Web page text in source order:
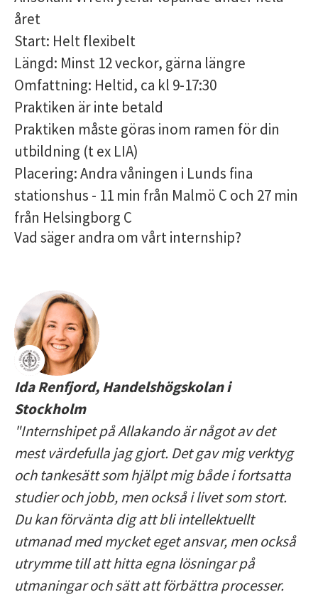
året
Start: Helt flexibelt
Längd: Minst 12 veckor, gärna längre
Omfattning: Heltid, ca kl 9-17:30
Praktiken är inte betald
Praktiken måste göras inom ramen för din
utbildning (t ex LIA)
Placering: Andra våningen i Lunds fina
stationshus - 11 min från Malmö C och 27 min
från Helsingborg C
Vad säger andra om vårt internship?
Ida Renfjord, Handelshögskolan i
Stockholm
"Internshipet på Allakando är något av det
mest värdefulla jag gjort. Det gav mig verktyg
och tankesätt som hjälpt mig både i fortsatta
studier och jobb, men också i livet som stort.
Du kan förvänta dig att bli intellektuellt
utmanad med mycket eget ansvar, men också
utrymme till att hitta egna lösningar på
utmaningar och sätt att förbättra processer.